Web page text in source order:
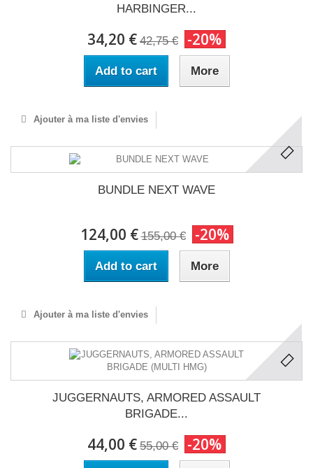
HARBINGER...
34,20 € 42,75 € -20%
Add to cart More
Ajouter à ma liste d'envies
BUNDLE NEXT WAVE
124,00 € 155,00 € -20%
Add to cart More
Ajouter à ma liste d'envies
JUGGERNAUTS, ARMORED ASSAULT
BRIGADE...
44,00 € 55,00 € -20%